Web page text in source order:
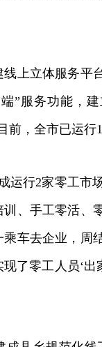
立体服务平台
”服务功能，
前，全市已运行
行2家零工市场
训、手工零活、
乘车去企业，周
现了零工人员‘